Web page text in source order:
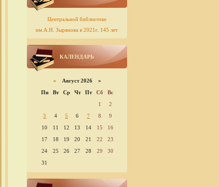
Центральной библиотеке
им.А.Н. Зырянова в 2021г. 145 лет
КАЛЕНДАРЬ
« Август 2026 »
Пн
Вт Ср Чт Пт Сб
Вс
1
2
3
4 5 6 7 8
9
10
11 12 13 14 15
16
17
18 19 20 21 22
23
24
25 26 27 28 29
30
31